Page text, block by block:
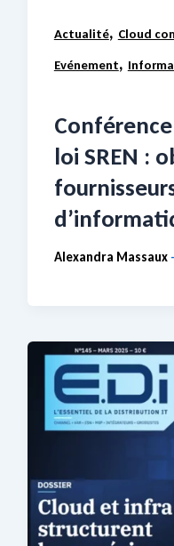
Actualité, Cloud
Evénement,
loi SREN :
Alexandra Massaux -